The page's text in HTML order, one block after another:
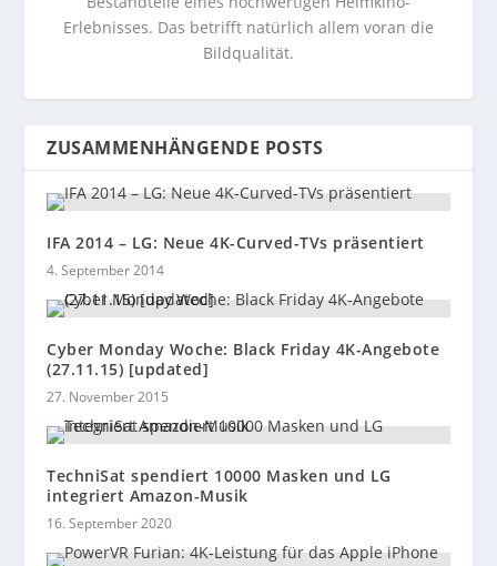
Erlebnisses. Das betrifft natürlich allem voran die
Bildqualität.
ZUSAMMENHÄNGENDE POSTS
IFA 2014 – LG: Neue 4K-Curved-TVs präsentiert
4. September 2014
Cyber Monday Woche: Black Friday 4K-Angebote
(27.11.15) [updated]
27. November 2015
TechniSat spendiert 10000 Masken und LG
integriert Amazon-Musik
16. September 2020